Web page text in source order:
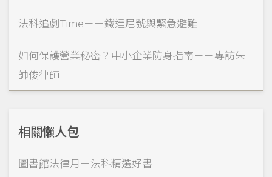
法科追劇Time－－鐵達尼號與緊急避難
如何保護營業秘密？中小企業防身指南－－專訪朱
帥俊律師
相關懶人包
圖書館法律月－法科精選好書